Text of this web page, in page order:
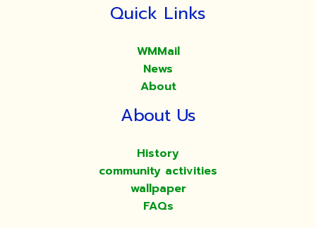
Quick Links
WMMail
News
About
About Us
History
community activities
wallpaper
FAQs